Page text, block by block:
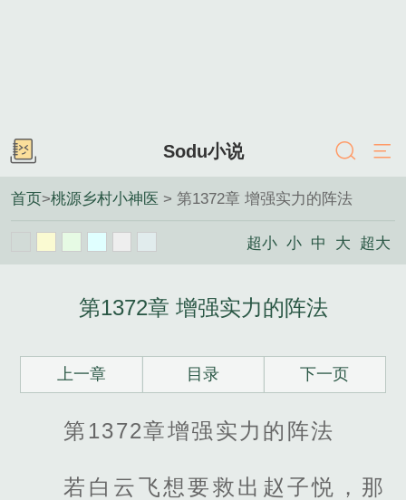
Sodu小说
首页>桃源乡村小神医 > 第1372章 增强实力的阵法
超小 小 中 大 超大
第1372章 增强实力的阵法
上一章 目录 下一页
第1372章增强实力的阵法
若白云飞想要救出赵子悦，那